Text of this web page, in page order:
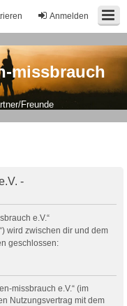
Anmelden
missbrauch
Freunde
-
e.V.“
wird zwischen dir und dem
geschlossen:
missbrauch e.V.“ (im
Nutzungsvertrag mit dem